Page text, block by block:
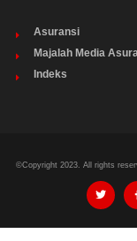
Asuransi
Majalah Media
Indeks
©Copyright 2023. All rights